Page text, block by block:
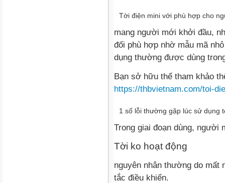
Tời điện mini với phù hợp cho
mang người mới khởi đầu,
đối phù hợp nhờ mẫu mã
dụng thường được dùng
Bạn sở hữu thể tham khảo
https://thbvietnam.com/toi-
1 số lỗi thường gặp lúc sử dụng
Trong giai đoạn dùng, người
Tời ko hoạt động
nguyên nhân thường do mất
tắc điều khiển.